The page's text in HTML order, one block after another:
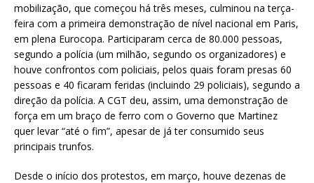
mobilização, que começou há três meses, culminou na terça-
feira com a primeira demonstração de nível nacional em Paris,
em plena Eurocopa. Participaram cerca de 80.000 pessoas,
segundo a polícia (um milhão, segundo os organizadores) e
houve confrontos com policiais, pelos quais foram presas 60
pessoas e 40 ficaram feridas (incluindo 29 policiais), segundo a
direção da polícia. A CGT deu, assim, uma demonstração de
força em um braço de ferro com o Governo que Martinez
quer levar “até o fim”, apesar de já ter consumido seus
principais trunfos.
Desde o início dos protestos, em março, houve dezenas de